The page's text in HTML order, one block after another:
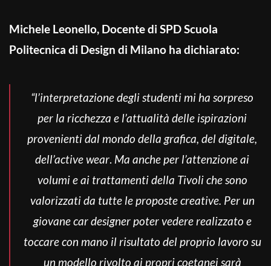
Michele Leonello, Docente di SPD Scuola
Politecnica di Design di Milano ha dichiarato:
“l’interpretazione degli studenti mi ha sorpreso
per la ricchezza e l’attualità delle ispirazioni
provenienti dal mondo della grafica, del digitale,
dell’active wear. Ma anche per l’attenzione ai
volumi e ai trattamenti della Tivoli che sono
valorizzati da tutte le proposte creative. Per un
giovane car designer poter vedere realizzato e
toccare con mano il risultato del proprio lavoro su
un modello rivolto ai propri coetanei sarà